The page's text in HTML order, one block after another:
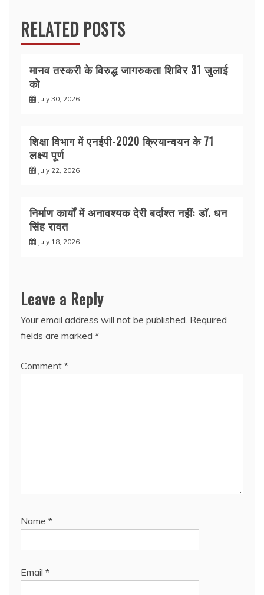
RELATED POSTS
मानव तस्करी के विरुद्ध जागरुकता शिविर 31 जुलाई
को
July 30, 2026
शिक्षा विभाग में एनईपी-2020 क्रियान्वयन के 71
लक्ष्य पूर्ण
July 22, 2026
निर्माण कार्यों में अनावश्यक देरी बर्दाश्त नहींः डाॅ. धन
सिंह रावत
July 18, 2026
Leave a Reply
Your email address will not be published. Required
fields are marked *
Comment *
Name *
Email *